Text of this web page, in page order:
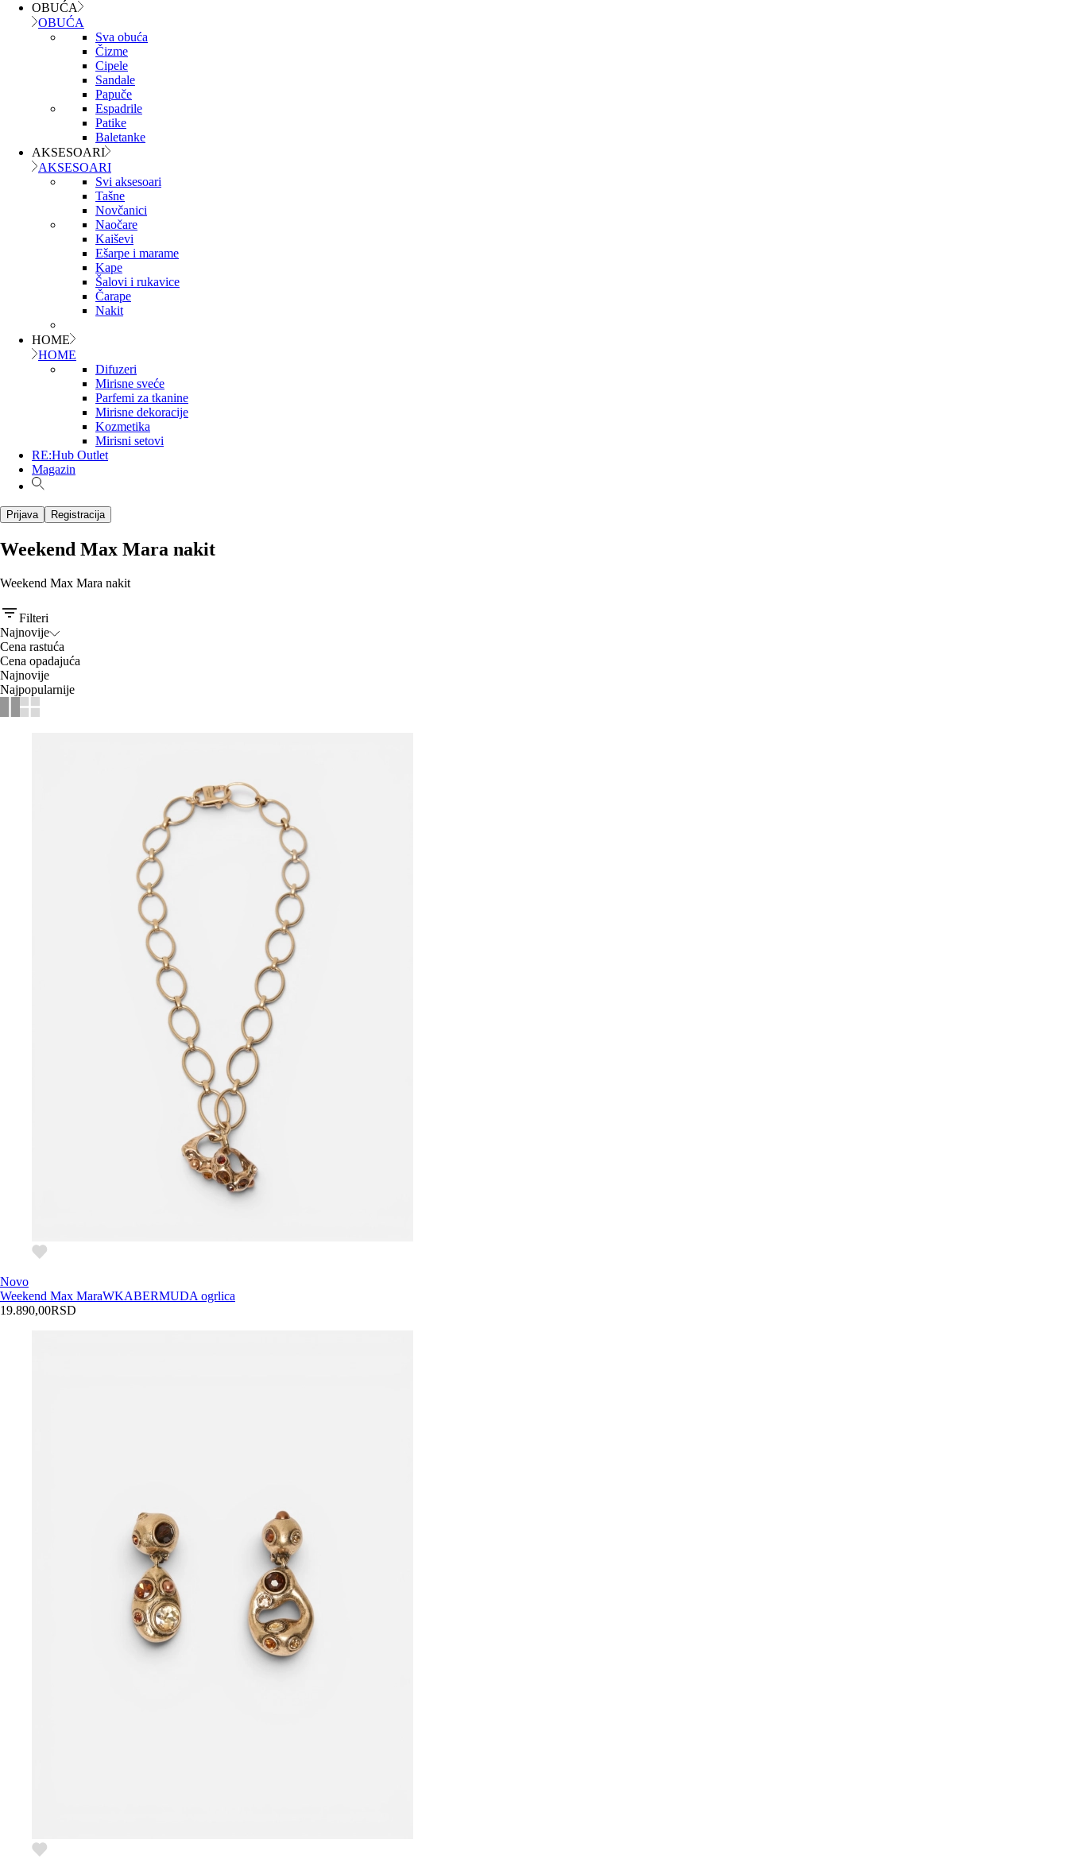
OBUĆA
OBUĆA
Sva obuća
Čizme
Cipele
Sandale
Papuče
Espadrile
Patike
Baletanke
AKSESOARI
AKSESOARI
Svi aksesoari
Tašne
Novčanici
Naočare
Kaiševi
Ešarpe i marame
Kape
Šalovi i rukavice
Čarape
Nakit
HOME
HOME
Difuzeri
Mirisne sveće
Parfemi za tkanine
Mirisne dekoracije
Kozmetika
Mirisni setovi
RE:Hub Outlet
Magazin
Prijava Registracija
Weekend Max Mara nakit
Weekend Max Mara nakit
Filteri
Najnovije
Cena rastuća
Cena opadajuća
Najnovije
Najpopularnije
Novo
Weekend Max MaraWKABERMUDA ogrlica
19.890,00RSD